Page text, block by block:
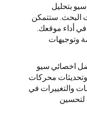
بتحليل
البحث. ستتمكن
في أداء موقعك.
وتوجيهات
اخصائي سيو
محركات
والتغييرات في
لتحسين